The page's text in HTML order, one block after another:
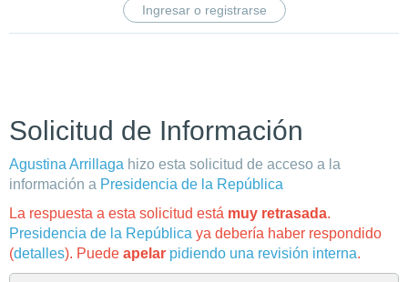
Ingresar o registrarse
Solicitud de Información
Agustina Arrillaga hizo esta solicitud de acceso a la
información a Presidencia de la República
La respuesta a esta solicitud está muy retrasada.
Presidencia de la República ya debería haber respondido
(detalles). Puede apelar pidiendo una revisión interna.